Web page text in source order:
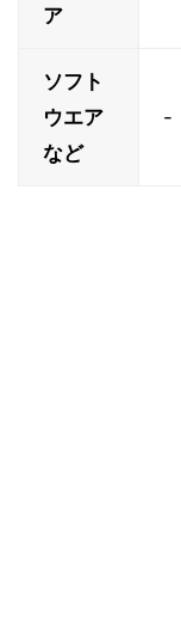
ア
ソフト
ウエア
など
-